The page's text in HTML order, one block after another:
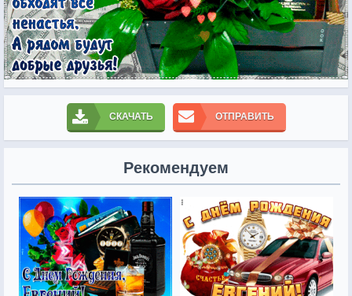
СКАЧАТЬ ОТПРАВИТЬ
Рекомендуем